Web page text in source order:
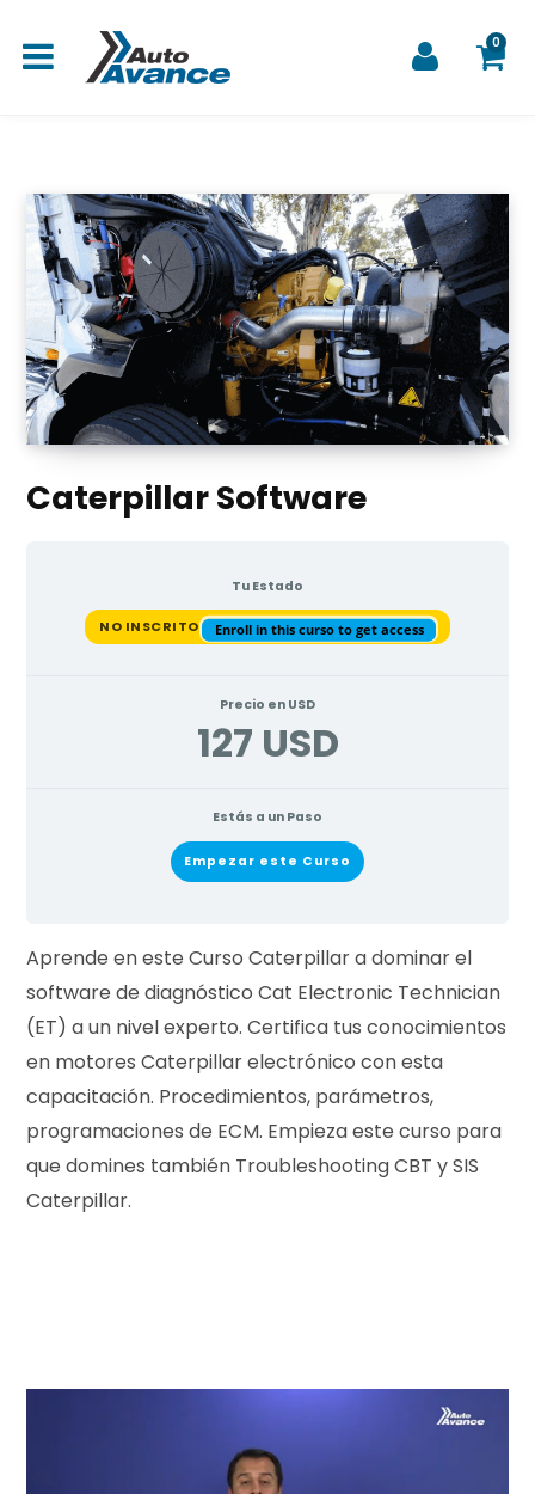
0
a
r
m
Caterpillar Software
Tu Estado
NO INSCRITO Enroll in this curso to get access
Precio en USD
127 USD
Estás a un Paso
Empezar este Curso
Aprende en este Curso Caterpillar a dominar el
software de diagnóstico Cat Electronic Technician
(ET) a un nivel experto. Certifica tus conocimientos
en motores Caterpillar electrónico con esta
capacitación. Procedimientos, parámetros,
programaciones de ECM. Empieza este curso para
que domines también Troubleshooting CBT y SIS
Caterpillar.